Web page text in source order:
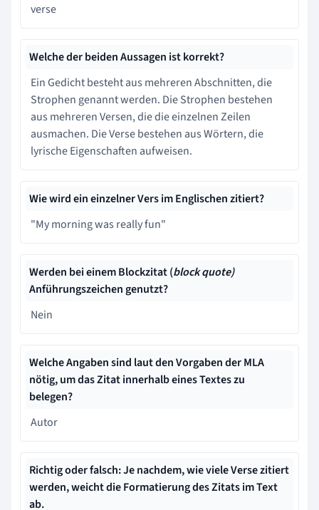
verse
Welche der beiden Aussagen ist korrekt?
Ein Gedicht besteht aus mehreren Abschnitten, die
Strophen genannt werden. Die Strophen bestehen
aus mehreren Versen, die die einzelnen Zeilen
ausmachen. Die Verse bestehen aus Wörtern, die
lyrische Eigenschaften aufweisen.
Wie wird ein einzelner Vers im Englischen zitiert?
"My morning was really fun"
Werden bei einem Blockzitat (block quote)
Anführungszeichen genutzt?
Nein
Welche Angaben sind laut den Vorgaben der MLA
nötig, um das Zitat innerhalb eines Textes zu
belegen?
Autor
Richtig oder falsch: Je nachdem, wie viele Verse zitiert
werden, weicht die Formatierung des Zitats im Text
ab.